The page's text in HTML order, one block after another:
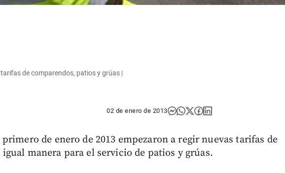
de comparendos, patios y grúas |
02 de enero de 2013
de enero de 2013 empezaron a regir nuevas tarifas de
manera para el servicio de patios y grúas.